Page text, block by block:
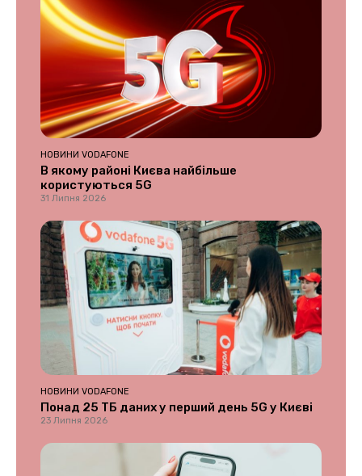
НОВИНИ VODAFONE
В якому районі Києва найбільше
користуються 5G
31 Липня 2026
НОВИНИ VODAFONE
Понад 25 ТБ даних у перший день 5G у Києві
23 Липня 2026